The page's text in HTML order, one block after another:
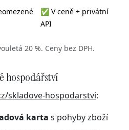
✅ V ceně + privátní
API
20 %. Ceny bez DPH.
hospodářství
skladove-hospodarstvi:
karta s pohyby zboží